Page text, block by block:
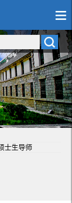
士生导师